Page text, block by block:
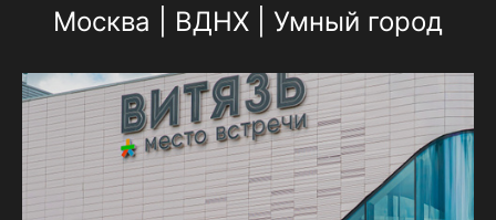
Москва | ВДНХ | Умный город